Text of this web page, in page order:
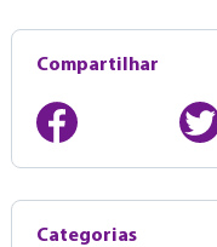
Compartilhar
Categorias